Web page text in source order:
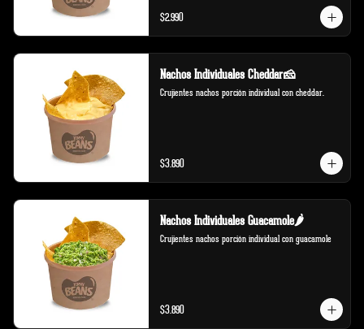
$2.990
Nachos Individuales Cheddar🧀
Crujientes nachos porción individual con cheddar.
$3.890
Nachos Individuales Guacamole🌶️
Crujientes nachos porción individual con guacamole
$3.890